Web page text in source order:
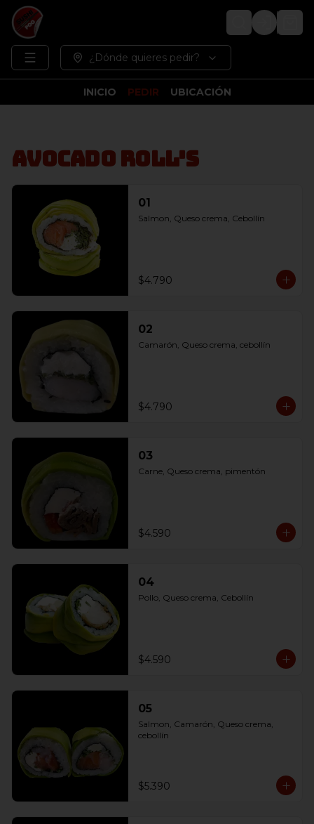
Login
¿Dónde quieres pedir?
INICIO PEDIR UBICACIÓN
Avocado Roll's
01
Salmon, Queso crema, Cebollín
$4.790
02
Camarón, Queso crema, cebollín
$4.790
03
Carne, Queso crema, pimentón
$4.590
04
Pollo, Queso crema, Cebollín
$4.590
05
Salmon, Camarón, Queso crema,
cebollín
$5.390